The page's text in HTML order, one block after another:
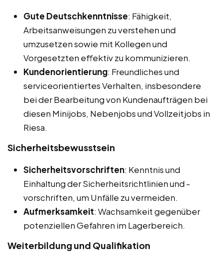
Gute Deutschkenntnisse: Fähigkeit,
Arbeitsanweisungen zu verstehen und
umzusetzen sowie mit Kollegen und
Vorgesetzten effektiv zu kommunizieren.
Kundenorientierung: Freundliches und
serviceorientiertes Verhalten, insbesondere
bei der Bearbeitung von Kundenaufträgen bei
diesen Minijobs, Nebenjobs und Vollzeitjobs in
Riesa.
Sicherheitsbewusstsein
Sicherheitsvorschriften: Kenntnis und
Einhaltung der Sicherheitsrichtlinien und -
vorschriften, um Unfälle zu vermeiden.
Aufmerksamkeit: Wachsamkeit gegenüber
potenziellen Gefahren im Lagerbereich.
Weiterbildung und Qualifikation